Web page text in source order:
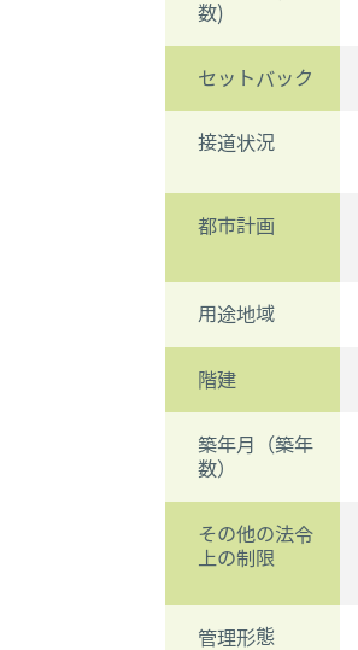
数)
セットバック
接道状況
都市計画
用途地域
階建
築年月（築年
数）
その他の法令
上の制限
管理形態